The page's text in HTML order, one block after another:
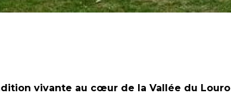
vivante au cœur de la Vallée du